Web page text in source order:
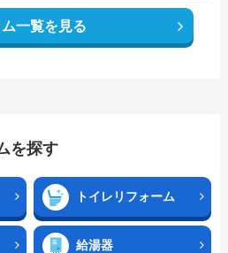
ム一覧を見る
を探す
トイレリフォーム
給湯器